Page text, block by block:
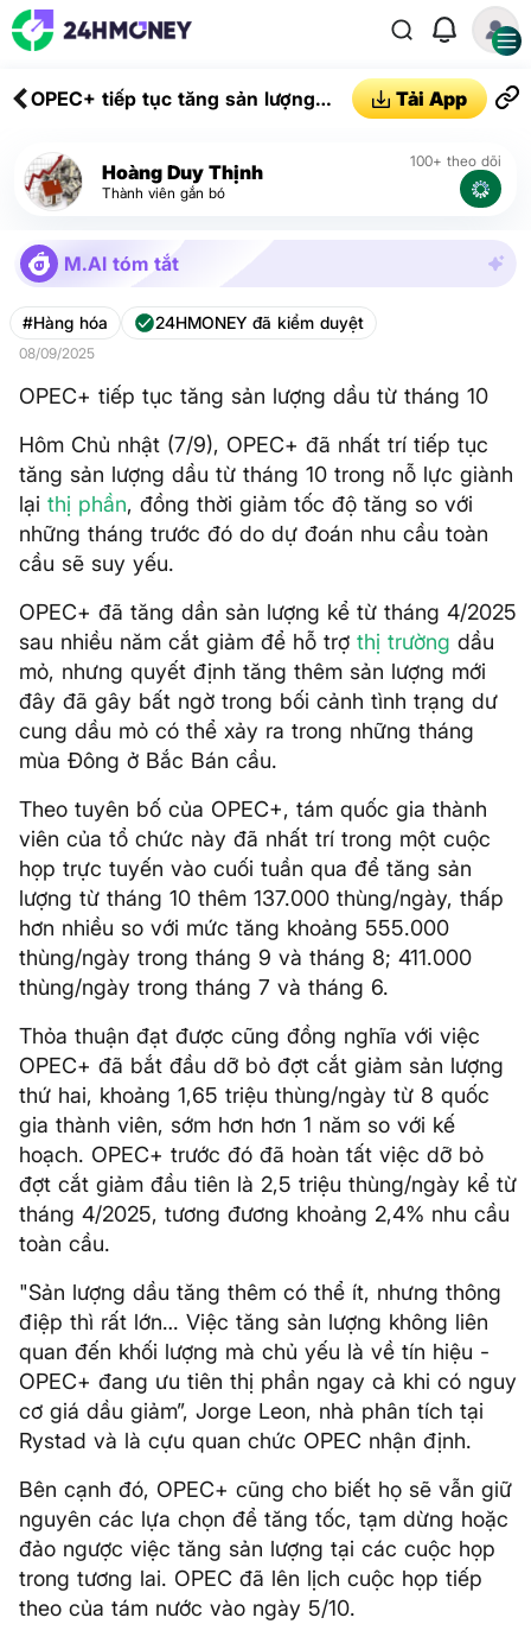
OPEC+ tiếp tục tăng sản lượng
Tải App
Hoàng Duy Thịnh
Thành viên gắn bó
100+ theo dõi
M.AI tóm tắt
#Hàng hóa 24HMONEY đã kiểm duyệt
08/09/2025
OPEC+ tiếp tục tăng sản lượng dầu từ tháng 10
Hôm Chủ nhật (7/9), OPEC+ đã nhất trí tiếp tục
tăng sản lượng dầu từ tháng 10 trong nỗ lực giành
lại thị phần, đồng thời giảm tốc độ tăng so với
những tháng trước đó do dự đoán nhu cầu toàn
cầu sẽ suy yếu.
OPEC+ đã tăng dần sản lượng kể từ tháng 4/2025
sau nhiều năm cắt giảm để hỗ trợ thị trường dầu
mỏ, nhưng quyết định tăng thêm sản lượng mới
đây đã gây bất ngờ trong bối cảnh tình trạng dư
cung dầu mỏ có thể xảy ra trong những tháng
mùa Đông ở Bắc Bán cầu.
Theo tuyên bố của OPEC+, tám quốc gia thành
viên của tổ chức này đã nhất trí trong một cuộc
họp trực tuyến vào cuối tuần qua để tăng sản
lượng từ tháng 10 thêm 137.000 thùng/ngày, thấp
hơn nhiều so với mức tăng khoảng 555.000
thùng/ngày trong tháng 9 và tháng 8; 411.000
thùng/ngày trong tháng 7 và tháng 6.
Thỏa thuận đạt được cũng đồng nghĩa với việc
OPEC+ đã bắt đầu dỡ bỏ đợt cắt giảm sản lượng
thứ hai, khoảng 1,65 triệu thùng/ngày từ 8 quốc
gia thành viên, sớm hơn hơn 1 năm so với kế
hoạch. OPEC+ trước đó đã hoàn tất việc dỡ bỏ
đợt cắt giảm đầu tiên là 2,5 triệu thùng/ngày kể từ
tháng 4/2025, tương đương khoảng 2,4% nhu cầu
toàn cầu.
"Sản lượng dầu tăng thêm có thể ít, nhưng thông
điệp thì rất lớn… Việc tăng sản lượng không liên
quan đến khối lượng mà chủ yếu là về tín hiệu -
OPEC+ đang ưu tiên thị phần ngay cả khi có nguy
cơ giá dầu giảm”, Jorge Leon, nhà phân tích tại
Rystad và là cựu quan chức OPEC nhận định.
Bên cạnh đó, OPEC+ cũng cho biết họ sẽ vẫn giữ
nguyên các lựa chọn để tăng tốc, tạm dừng hoặc
đảo ngược việc tăng sản lượng tại các cuộc họp
trong tương lai. OPEC đã lên lịch cuộc họp tiếp
theo của tám nước vào ngày 5/10.